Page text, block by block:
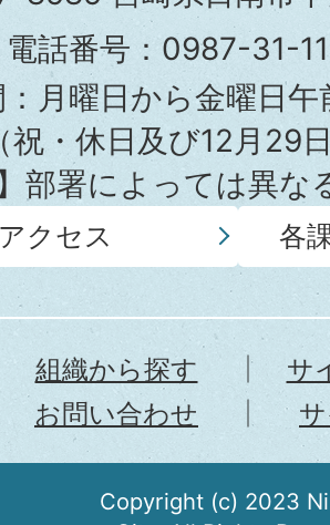
役
所
電話番号：0987-31-
：月曜日から金曜日
祝・休日及び12月29
】部署によっては異
アクセス 各
組織から探す
サ
お問い合わせ
Copyright (c) 2023